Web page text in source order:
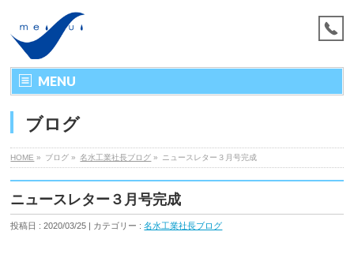
MENU
ブログ
HOME » ブログ » 名水工業社長ブログ » ニュースレター３月号完成
ニュースレター３月号完成
投稿日 : 2020/03/25 | カテゴリー :名水工業社長ブログ